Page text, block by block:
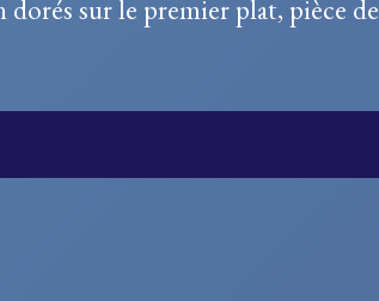
sur le premier plat, pièce de